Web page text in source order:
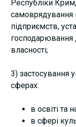
Республіки
самоврядування
підприємств,
господарювання
власності;
3) застосування
сферах:
в освіті та
в сфері